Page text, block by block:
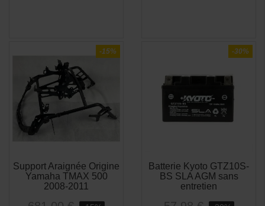
-15%
Support Araignée Origine
Yamaha TMAX 500
2008-2011
-30%
Batterie Kyoto GTZ10S-
BS SLA AGM sans
entretien
APERÇU
RAPIDE
 APERÇU
RAPIDE